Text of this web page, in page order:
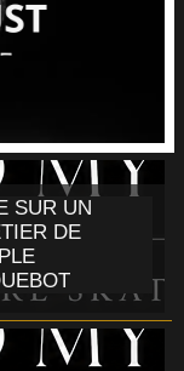
SUR UN
DE